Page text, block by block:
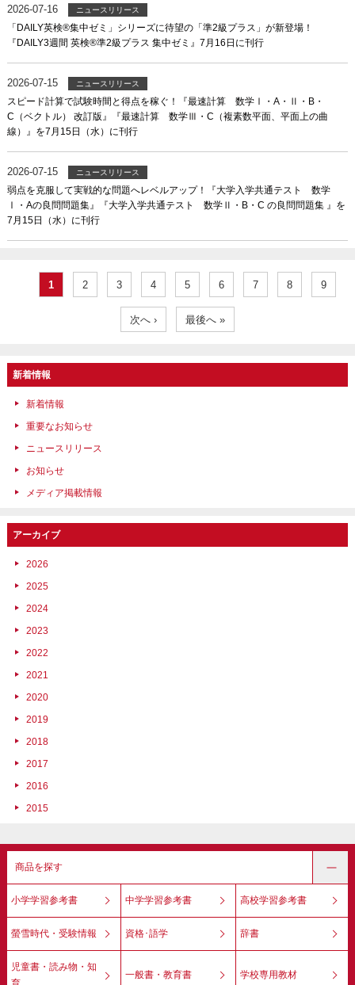
2026-07-16 ニュースリリース
「DAILY英検®集中ゼミ」シリーズに待望の「準2級プラス」が新登場！
『DAILY3週間 英検®準2級プラス 集中ゼミ』7月16日に刊行
2026-07-15 ニュースリリース
スピード計算で試験時間と得点を稼ぐ！『最速計算 数学Ⅰ・A・Ⅱ・B・
C（ベクトル） 改訂版』『最速計算 数学Ⅲ・C（複素数平面、平面上の曲
線）』を7月15日（水）に刊行
2026-07-15 ニュースリリース
弱点を克服して実戦的な問題へレベルアップ！『大学入学共通テスト 数学
Ⅰ・Aの良問問題集』『大学入学共通テスト 数学Ⅱ・B・C の良問問題集 』を
7月15日（水）に刊行
1 2 3 4 5 6 7 8 9
次へ › 最後へ »
新着情報
新着情報
重要なお知らせ
ニュースリリース
お知らせ
メディア掲載情報
アーカイブ
2026
2025
2024
2023
2022
2021
2020
2019
2018
2017
2016
2015
商品を探す
小学学習参考書 中学学習参考書 高校学習参考書
螢雪時代・受験情報 資格･語学 辞書
児童書・読み物・知
一般書・教育書 学校専用教材